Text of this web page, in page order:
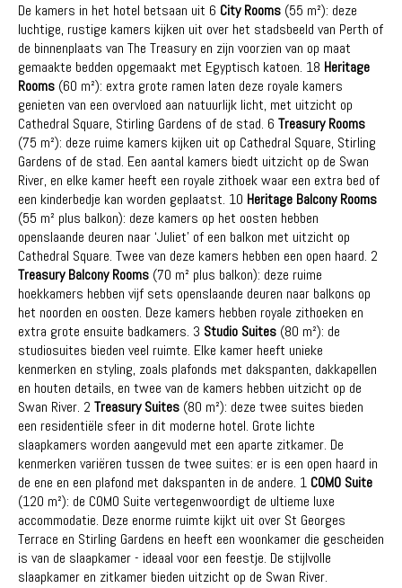
De kamers in het hotel betsaan uit 6 City Rooms (55 m²): deze
luchtige, rustige kamers kijken uit over het stadsbeeld van Perth of
de binnenplaats van The Treasury en zijn voorzien van op maat
gemaakte bedden opgemaakt met Egyptisch katoen. 18 Heritage
Rooms (60 m²): extra grote ramen laten deze royale kamers
genieten van een overvloed aan natuurlijk licht, met uitzicht op
Cathedral Square, Stirling Gardens of de stad. 6 Treasury Rooms
(75 m²): deze ruime kamers kijken uit op Cathedral Square, Stirling
Gardens of de stad. Een aantal kamers biedt uitzicht op de Swan
River, en elke kamer heeft een royale zithoek waar een extra bed of
een kinderbedje kan worden geplaatst. 10 Heritage Balcony Rooms
(55 m² plus balkon): deze kamers op het oosten hebben
openslaande deuren naar ‘Juliet’ of een balkon met uitzicht op
Cathedral Square. Twee van deze kamers hebben een open haard. 2
Treasury Balcony Rooms (70 m² plus balkon): deze ruime
hoekkamers hebben vijf sets openslaande deuren naar balkons op
het noorden en oosten. Deze kamers hebben royale zithoeken en
extra grote ensuite badkamers. 3 Studio Suites (80 m²): de
studiosuites bieden veel ruimte. Elke kamer heeft unieke
kenmerken en styling, zoals plafonds met dakspanten, dakkapellen
en houten details, en twee van de kamers hebben uitzicht op de
Swan River. 2 Treasury Suites (80 m²): deze twee suites bieden
een residentiële sfeer in dit moderne hotel. Grote lichte
slaapkamers worden aangevuld met een aparte zitkamer. De
kenmerken variëren tussen de twee suites: er is een open haard in
de ene en een plafond met dakspanten in de andere. 1 COMO Suite
(120 m²): de COMO Suite vertegenwoordigt de ultieme luxe
accommodatie. Deze enorme ruimte kijkt uit over St Georges
Terrace en Stirling Gardens en heeft een woonkamer die gescheiden
is van de slaapkamer - ideaal voor een feestje. De stijlvolle
slaapkamer en zitkamer bieden uitzicht op de Swan River.